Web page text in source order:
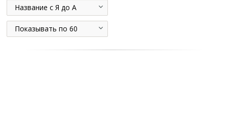
Название с Я до А
Показывать по 60